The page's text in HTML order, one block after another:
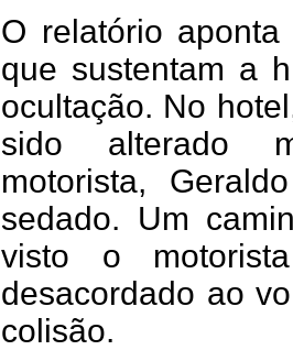
O relatório
que sustentam a
ocultação. No
sido alterado
motorista,
sedado. Um
visto o
desacordado ao
colisão.